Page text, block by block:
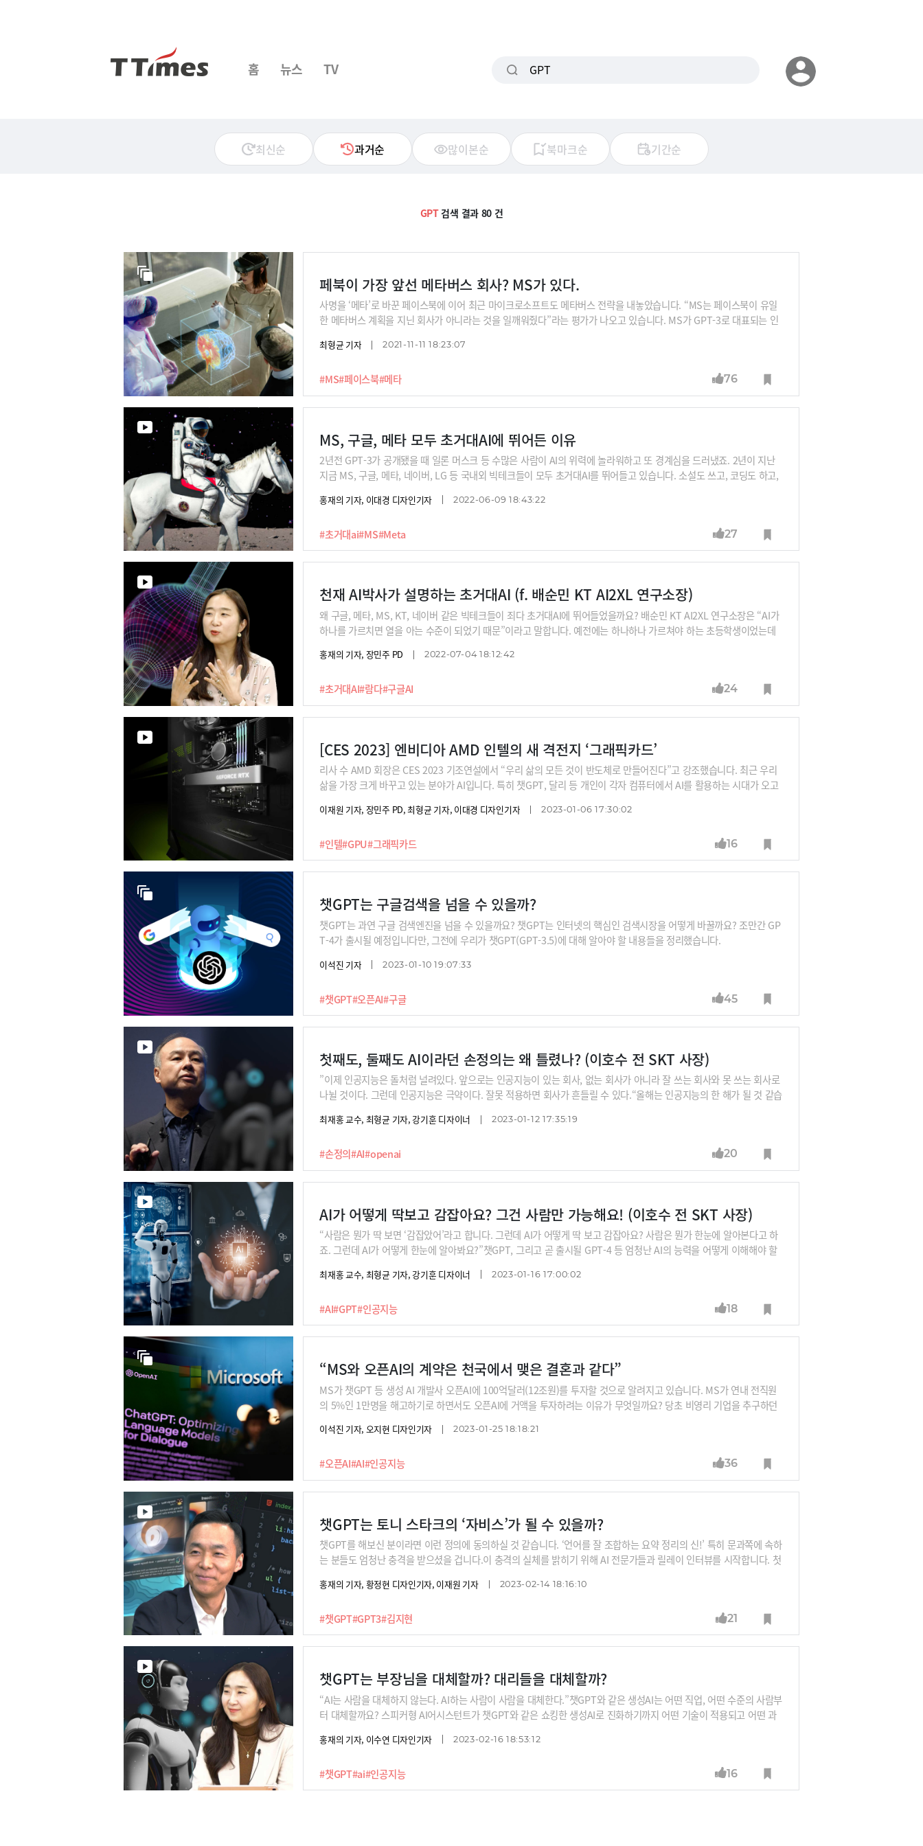
홈 뉴스 TV
최신순 과거순 많이본순 북마크순 기간순
GPT검색 결과 80 건
페북이 가장 앞선 메타버스 회사? MS가 있다.
#MS#페이스북#메타
사명을 ‘메타’로 바꾼 페이스북에 이어 최근 마이크로소프트도 메타버스 전략을 내놓았습니다. “MS는 페이스북이 유일
한 메타버스 계획을 지닌 회사가 아니라는 것을 일깨워줬다”라는 평가가 나오고 있습니다. MS가 GPT-3로 대표되는 인
최형균 기자 2021-11-11 18:23:07
76
MS, 구글, 메타 모두 초거대AI에 뛰어든 이유
#초거대ai#MS#Meta
2년전 GPT-3가 공개됐을 때 일론 머스크 등 수많은 사람이 AI의 위력에 놀라워하고 또 경계심을 드러냈죠. 2년이 지난
지금 MS, 구글, 메타, 네이버, LG 등 국내외 빅테크들이 모두 초거대AI를 뛰어들고 있습니다. 소설도 쓰고, 코딩도 하고,
홍재의 기자, 이대경 디자인기자 2022-06-09 18:43:22
27
천재 AI박사가 설명하는 초거대AI (f. 배순민 KT AI2XL 연구소장)
#초거대AI#람다#구글AI
왜 구글, 메타, MS, KT, 네이버 같은 빅테크들이 죄다 초거대AI에 뛰어들었을까요? 배순민 KT AI2XL 연구소장은 “AI가
하나를 가르치면 열을 아는 수준이 되었기 때문”이라고 말합니다. 예전에는 하나하나 가르쳐야 하는 초등학생이었는데
거대AI가 무엇인지 들어봅니다.
홍재의 기자, 장민주 PD 2022-07-04 18:12:42
24
[CES 2023] 엔비디아 AMD 인텔의 새 격전지 ‘그래픽카드’
#인텔#GPU#그래픽카드
리사 수 AMD 회장은 CES 2023 기조연설에서 “우리 삶의 모든 것이 반도체로 만들어진다”고 강조했습니다. 최근 우리
삶을 가장 크게 바꾸고 있는 분야가 AI입니다. 특히 챗GPT, 달리 등 개인이 각자 컴퓨터에서 AI를 활용하는 시대가 오고
D와 인텔이 엔비디아의 영역을 침범한 것이죠. 세 회사의 그래픽카드 전략을 소개합니다.
이재원 기자, 장민주 PD, 최형균 기자, 이대경 디자인기자 2023-01-06 17:30:02
16
챗GPT는 구글검색을 넘을 수 있을까?
#챗GPT#오픈AI#구글
챗GPT는 과연 구글 검색엔진을 넘을 수 있을까요? 챗GPT는 인터넷의 핵심인 검색시장을 어떻게 바꿀까요? 조만간 GP
T-4가 출시될 예정입니다만, 그전에 우리가 챗GPT(GPT-3.5)에 대해 알아야 할 내용들을 정리했습니다.
이석진 기자 2023-01-10 19:07:33
45
첫째도, 둘째도 AI이라던 손정의는 왜 틀렸나? (이호수 전 SKT 사장)
#손정의#AI#openai
”이제 인공지능은 돌처럼 널려있다. 앞으로는 인공지능이 있는 회사, 없는 회사가 아니라 잘 쓰는 회사와 못 쓰는 회사로
나뉠 것이다. 그런데 인공지능은 극약이다. 잘못 적용하면 회사가 흔들릴 수 있다.“올해는 인공지능의 한 해가 될 것 같습
끈 데이어 오픈AI가 GPT-3.5(챗GPT)에 이어 올해 GPT-4를 출시할 예정이기 때문입니다. 마이크로소프트가 챗GPT를
모든 기기, 서비스에 스며들고 있습니다. 이제는 AI가 있는 것이 차별화 포인트가 아닌 디폴트가 되고 있습니다.그래서
한국 AI 1세대인 이호수 전 SKT 사장을 모셨습니다. IBM왓슨 시절부터 삼성전자, SK 등 한국 AI사의 산증인입니다. AI
를 적용하려는 기업에
최재홍 교수, 최형균 기자, 강기훈 디자이너 2023-01-12 17:35:19
20
AI가 어떻게 딱보고 감잡아요? 그건 사람만 가능해요! (이호수 전 SKT 사장)
#AI#GPT#인공지능
“사람은 뭔가 딱 보면 ‘감잡았어’라고 합니다. 그런데 AI가 어떻게 딱 보고 감잡아요? 사람은 뭔가 한눈에 알아본다고 하
죠. 그런데 AI가 어떻게 한눈에 알아봐요?”챗GPT, 그리고 곧 출시될 GPT-4 등 엄청난 AI의 능력을 어떻게 이해해야 할
기를 들어보시죠. “AI는 마법의 수도꼭지가 아니다. 자동차가 가장 빨리 달리는 인간보다 더 빨리 달리는 것이 놀라운 일
최재홍 교수, 최형균 기자, 강기훈 디자이너 2023-01-16 17:00:02
18
“MS와 오픈AI의 계약은 천국에서 맺은 결혼과 같다”
#오픈AI#AI#인공지능
MS가 챗GPT 등 생성 AI 개발사 오픈AI에 100억달러(12조원)를 투자할 것으로 알려지고 있습니다. MS가 연내 전직원
의 5%인 1만명을 해고하기로 하면서도 오픈AI에 거액을 투자하려는 이유가 무엇일까요? 당초 비영리 기업을 추구하던
했는데 이들은 어떤 천국을 바라는 것일까요?
이석진 기자, 오지현 디자인기자 2023-01-25 18:18:21
36
챗GPT는 토니 스타크의 ‘자비스’가 될 수 있을까?
#챗GPT#GPT3#김지현
챗GPT를 해보신 분이라면 이런 정의에 동의하실 것 같습니다. ‘언어를 잘 조합하는 요약 정리의 신!’ 특히 문과쪽에 속하
는 분들도 엄청난 충격을 받으셨을 겁니다.이 충격의 실체를 밝히기 위해 AI 전문가들과 릴레이 인터뷰를 시작합니다. 첫
정리의 도사이다. 하지만 (챗GPT의 엔진인) LLM은 만능이 아니다. 특히 아직 서비스들이 충분하지 않다“고 말합니다.
우리가 ‘자비스’를 키우는 것이다."릴레이 인터뷰에 대한 많은 관심 부탁드립니다.※릴레이 인터뷰 라인업 : 김지현 SKT
부사장, 배순민 KT AI2XL 연구소장, 구태언 법무법인 린 변호사, 오순영 KB금융 AI센터장, 남세동 보이저엑스 대표, 박
성현 리벨리온 대표, 박종선 인포보스
홍재의 기자, 황정현 디자인기자, 이재원 기자 2023-02-14 18:16:10
21
챗GPT는 부장님을 대체할까? 대리들을 대체할까?
#챗GPT#ai#인공지능
“AI는 사람을 대체하지 않는다. AI하는 사람이 사람을 대체한다.”챗GPT와 같은 생성AI는 어떤 직업, 어떤 수준의 사람부
터 대체할까요? 스피커형 AI어시스턴트가 챗GPT와 같은 쇼킹한 생성AI로 진화하기까지 어떤 기술이 적용되고 어떤 과
같이 알아듣는 이성적 AI, 마음을 케어해주는 감성적 AI을 넘어 ‘쿨’한 AI 혹은 엄마처럼 다정한 AI 등 AI의 개성이 중요해
부탁드립니다. 릴레이 인터뷰 라인업 : 김지현 SKT 부사장, 배순민 KT AI2XL 연구소장, 구태언 법무법인 린 변호사, 오
순영 KB금융 AI센터장, 남세동 보이저엑스 대표, 박성현 리벨리온 대표, 박종선 인포보스 공동대표, 이세영 뤼튼 대표,
홍재의 기자, 이수연 디자인기자 2023-02-16 18:53:12
16